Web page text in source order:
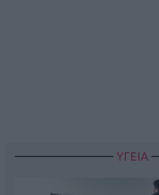
ΥΓΕΙΑ